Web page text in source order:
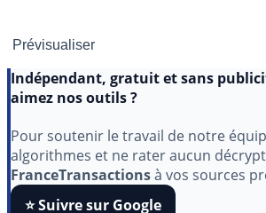
Indépendant, gratuit et sans
Pour soutenir le travail de notre
algorithmes et ne rater aucun
FranceTransactionsà vos sources